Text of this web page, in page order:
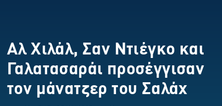
Αλ Χιλάλ, Σαν Ντιέγκο και
Γαλατασαράι προσέγγισαν
τον μάνατζερ του Σαλάχ